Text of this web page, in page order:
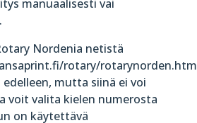
manuaalisesti vai
Nordenia netistä
rotary/
mutta siinä ei voi
voit valita kielen numerosta
on käytettävä